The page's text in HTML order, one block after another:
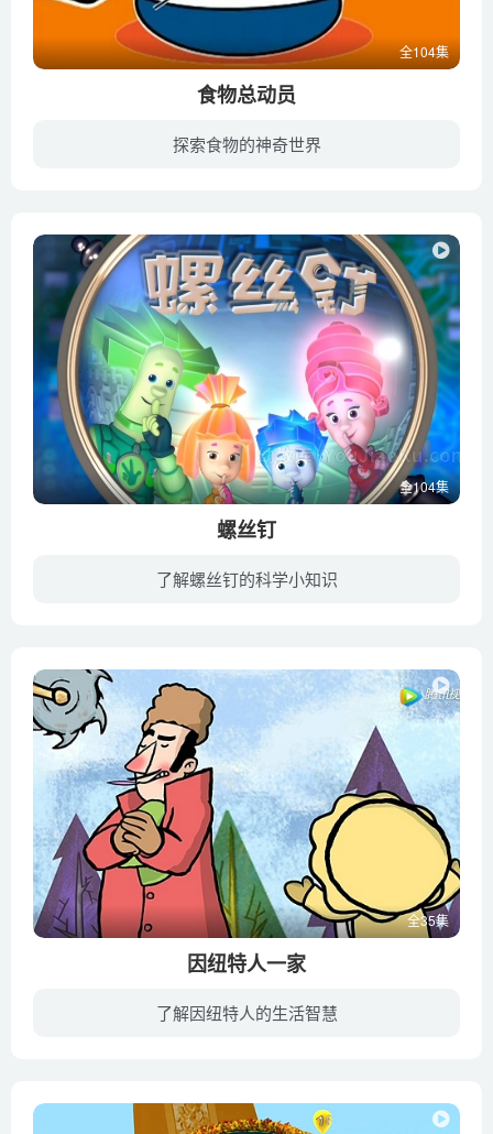
全104集
食物总动员
探索食物的神奇世界
全104集
螺丝钉
了解螺丝钉的科学小知识
全35集
因纽特人一家
了解因纽特人的生活智慧